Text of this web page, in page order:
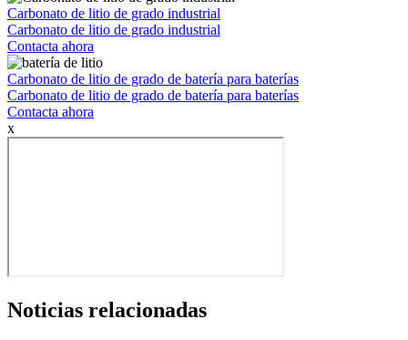
Carbonato de litio de grado industrial
Carbonato de litio de grado industrial
Contacta ahora
Carbonato de litio de grado de batería para baterías
Carbonato de litio de grado de batería para baterías
Contacta ahora
x
Noticias relacionadas